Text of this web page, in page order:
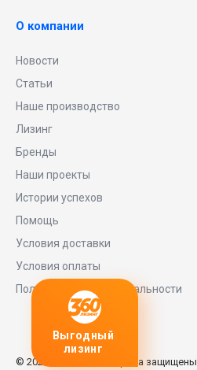
О компании
Новости
Статьи
Наше производство
Лизинг
Бренды
Наши проекты
Истории успехов
Помощь
Условия доставки
Условия оплаты
Политика конфиденциальности
© 2026 Universe, Все права защищены
Любое
оборудование